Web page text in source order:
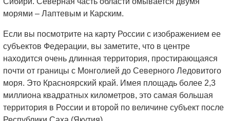
морями – Лаптевым и Карским.
Если вы посмотрите на карту России с изображением ее
субъектов Федерации, вы заметите, что в центре
находится очень длинная территория, простирающаяся
почти от границы с Монголией до Северного Ледовитого
моря. Это Красноярский край. Имея площадь более 2,3
миллиона квадратных километров, это самая большая
территория в России и второй по величине субъект после